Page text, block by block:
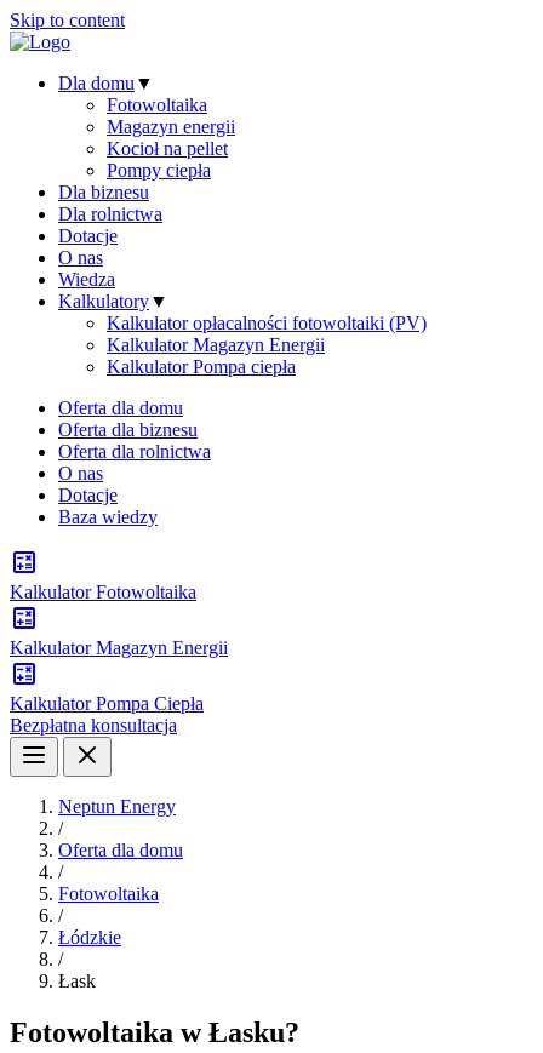
Skip to content
Dla domu ▼
Fotowoltaika
Magazyn energii
Kocioł na pellet
Pompy ciepła
Dla biznesu
Dla rolnictwa
Dotacje
O nas
Wiedza
Kalkulatory▼
Kalkulator opłacalności fotowoltaiki (PV)
Kalkulator Magazyn Energii
Kalkulator Pompa ciepła
Oferta dla domu
Oferta dla biznesu
Oferta dla rolnictwa
O nas
Dotacje
Baza wiedzy
Kalkulator Fotowoltaika
Kalkulator Magazyn Energii
Kalkulator Pompa Ciepła
Bezpłatna konsultacja
Neptun Energy
/
Oferta dla domu
/
Fotowoltaika
/
Łódzkie
/
Łask
Fotowoltaika w Łasku?